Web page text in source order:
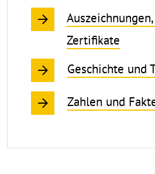
Zertifikate
Geschichte und
Zahlen und